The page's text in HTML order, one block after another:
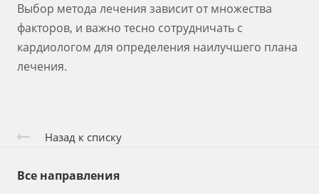
Выбор метода лечения зависит от множества
факторов, и важно тесно сотрудничать с
кардиологом для определения наилучшего плана
лечения.
Назад к списку
Все направления